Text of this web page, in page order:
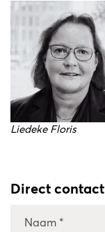
Liedeke Floris
Direct contact